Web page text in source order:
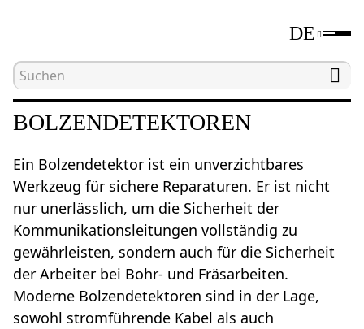
DE
Hauptseite
BOLZENDETEKTOREN
Ein Bolzendetektor ist ein unverzichtbares
Werkzeug für sichere Reparaturen. Er ist nicht
nur unerlässlich, um die Sicherheit der
Kommunikationsleitungen vollständig zu
gewährleisten, sondern auch für die Sicherheit
der Arbeiter bei Bohr- und Fräsarbeiten.
Moderne Bolzendetektoren sind in der Lage,
sowohl stromführende Kabel als auch